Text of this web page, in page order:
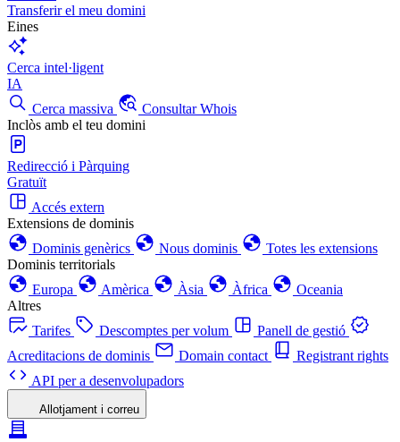
Transferir el meu domini
Eines
Cerca intel·ligent
IA
Cerca massiva
Consultar Whois
Inclòs amb el teu domini
Redirecció i Pàrquing
Gratuït
Accés extern
Extensions de dominis
Dominis genèrics
Nous dominis
Totes les extensions
Dominis territorials
Europa
Amèrica Àsia Àfrica
Oceania
Altres
Tarifes
Descomptes per volum
Panell de gestió
Acreditacions de dominis
Domain contact
Registrant rights
API per a desenvolupadors
Allotjament i correu